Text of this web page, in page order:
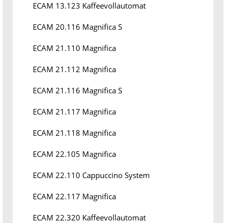
ECAM 13.123 Kaffeevollautomat
ECAM 20.116 Magnifica S
ECAM 21.110 Magnifica
ECAM 21.112 Magnifica
ECAM 21.116 Magnifica S
ECAM 21.117 Magnifica
ECAM 21.118 Magnifica
ECAM 22.105 Magnifica
ECAM 22.110 Cappuccino System
ECAM 22.117 Magnifica
ECAM 22.320 Kaffeevollautomat